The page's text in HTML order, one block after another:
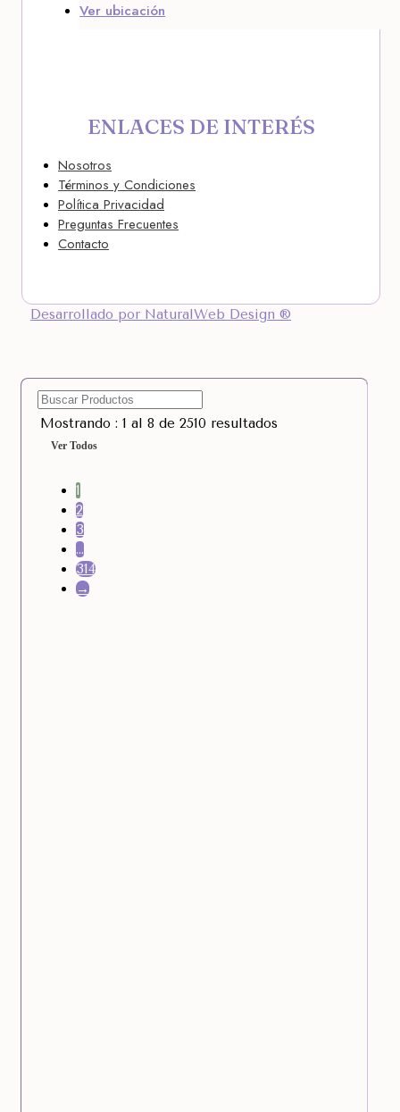
Ver ubicación
ENLACES DE INTERÉS
Nosotros
Términos y Condiciones
Política Privacidad
Preguntas Frecuentes
Contacto
Desarrollado por NaturalWeb Design ®
Mostrando : 1 al 8 de 2510 resultados
Ver Todos
1
2
3
…
314
→